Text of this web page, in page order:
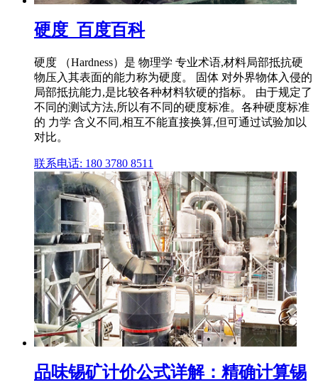
硬度_百度百科
硬度 （Hardness）是 物理学 专业术语,材料局部抵抗硬
物压入其表面的能力称为硬度。 固体 对外界物体入侵的
局部抵抗能力,是比较各种材料软硬的指标。 由于规定了
不同的测试方法,所以有不同的硬度标准。各种硬度标准
的 力学 含义不同,相互不能直接换算,但可通过试验加以
对比。
联系电话: 180 3780 8511
品味锡矿计价公式详解：精确计算锡